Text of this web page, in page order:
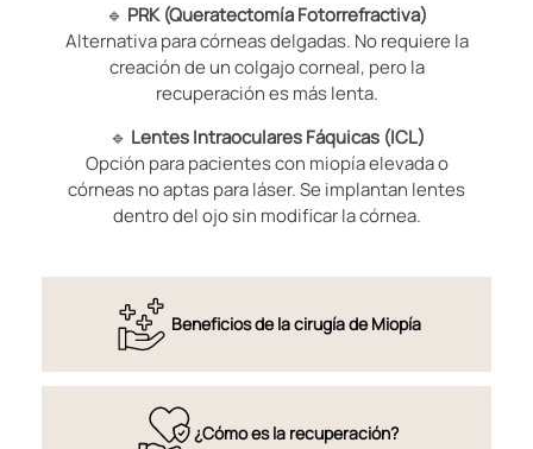
Beneficios de la cirugía de Miopía
¿Cómo es la recuperación?
🔹 PRK (Queratectomía Fotorrefractiva)
Alternativa para córneas delgadas. No requiere la
creación de un colgajo corneal, pero la
recuperación es más lenta.
🔹 Lentes Intraoculares Fáquicas (ICL)
Opción para pacientes con miopía elevada o
córneas no aptas para láser. Se implantan lentes
dentro del ojo sin modificar la córnea.